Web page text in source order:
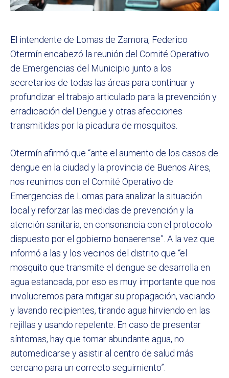
El intendente de Lomas de Zamora, Federico
Otermín encabezó la reunión del Comité Operativo
de Emergencias del Municipio junto a los
secretarios de todas las áreas para continuar y
profundizar el trabajo articulado para la prevención y
erradicación del Dengue y otras afecciones
transmitidas por la picadura de mosquitos.
Otermín afirmó que “ante el aumento de los casos de
dengue en la ciudad y la provincia de Buenos Aires,
nos reunimos con el Comité Operativo de
Emergencias de Lomas para analizar la situación
local y reforzar las medidas de prevención y la
atención sanitaria, en consonancia con el protocolo
dispuesto por el gobierno bonaerense”. A la vez que
informó a las y los vecinos del distrito que “el
mosquito que transmite el dengue se desarrolla en
agua estancada, por eso es muy importante que nos
involucremos para mitigar su propagación, vaciando
y lavando recipientes, tirando agua hirviendo en las
rejillas y usando repelente. En caso de presentar
síntomas, hay que tomar abundante agua, no
automedicarse y asistir al centro de salud más
cercano para un correcto seguimiento”.